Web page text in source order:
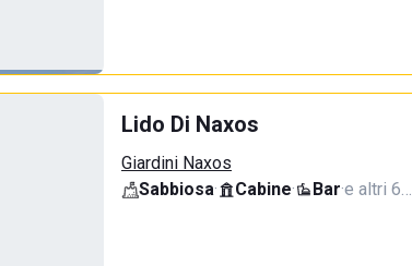
Lido Di Naxos
Giardini Naxos
Sabbiosa· Cabine· Bar·e altri 6…